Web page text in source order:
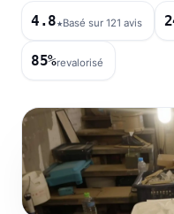
4.8★Basé sur 121 avis
85%revalorisé